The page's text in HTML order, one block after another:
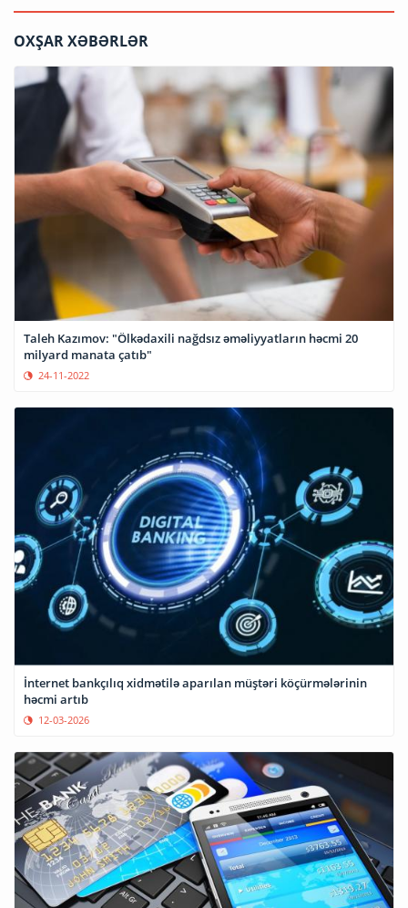
OXŞAR XƏBƏRLƏR
Taleh Kazımov: "Ölkədaxili nağdsız əməliyyatların həcmi 20
milyard manata çatıb"
24-11-2022
İnternet bankçılıq xidmətilə aparılan müştəri köçürmələrinin
həcmi artıb
12-03-2026